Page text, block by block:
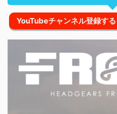
YouTubeチャンネル登録する